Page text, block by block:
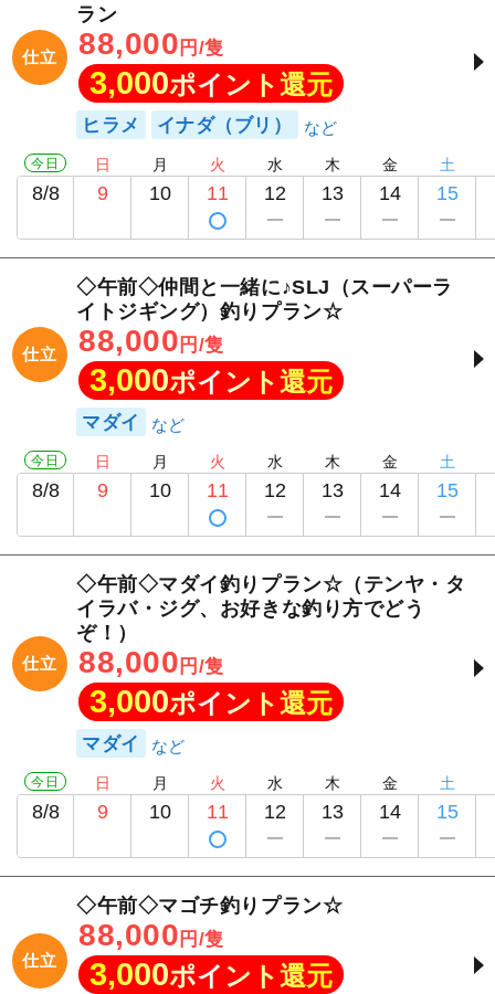
仕立
ラン
88,000 円/隻
3,000ポイント還元
ヒラメ イナダ（ブリ）
今日
8/8
日
9
月
10
火
11
水
12
木
13
金
14
土
15
仕立
◇午前◇仲間と一緒に♪SLJ（スーパーラ
イトジギング）釣りプラン☆
88,000 円/隻
3,000ポイント還元
マダイ
今日
8/8
日
9
月
10
火
11
水
12
木
13
金
14
土
15
仕立
◇午前◇マダイ釣りプラン☆（テンヤ・タ
イラバ・ジグ、お好きな釣り方でどう
ぞ！）
88,000 円/隻
3,000ポイント還元
マダイ
今日
8/8
日
9
月
10
火
11
水
12
木
13
金
14
土
15
仕立
◇午前◇マゴチ釣りプラン☆
88,000 円/隻
3,000ポイント還元